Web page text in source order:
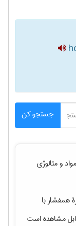
جستجو کن
و متالوژی
همفشار با
مشاهده است